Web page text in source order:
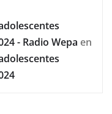
- Radio Wepa en